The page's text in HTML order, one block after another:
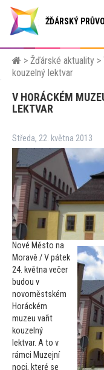
ŽĎÁRSKÝ
> Žďárské aktuality >
kouzelný lektvar
V HORÁCKÉM
LEKTVAR
Středa, 22. května 2013
Nové Město na
Moravě / V pátek
24. května večer
budou v
novoměstském
Horáckém
muzeu vařit
kouzelný
lektvar. Ato v
rámci Muzejní
noci, které se